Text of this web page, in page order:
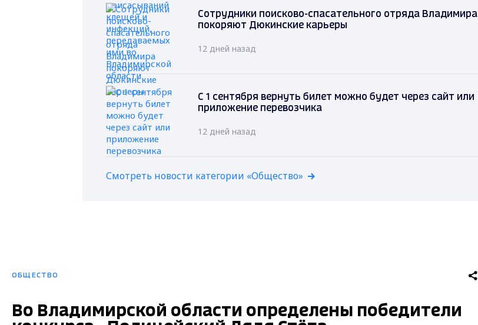
Сотрудники поисково-спасательного отряда Владимира
покоряют Дюкинские карьеры
12 дней назад
С 1 сентября вернуть билет можно будет через сайт или
приложение перевозчика
12 дней назад
Смотреть новости категории «Общество»
ОБЩЕСТВО
Во Владимирской области определены победители